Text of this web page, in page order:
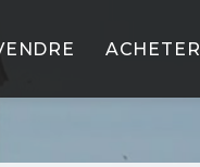
ACHETER